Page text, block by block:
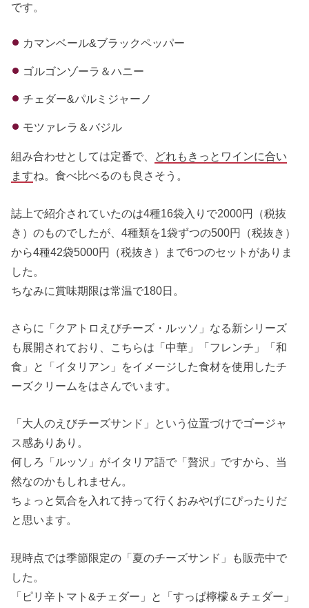
です。
カマンベール&ブラックペッパー
ゴルゴンゾーラ＆ハニー
チェダー&パルミジャーノ
モツァレラ＆バジル
組み合わせとしては定番で、 どれもきっとワインに合い
ますね。食べ比べるのも良さそう。
誌上で紹介されていたのは4種16袋入りで2000円（税抜
き）のものでしたが、4種類を1袋ずつの500円（税抜き）
から4種42袋5000円（税抜き）まで6つのセットがありま
した。
ちなみに賞味期限は常温で180日。
さらに「クアトロえびチーズ・ルッソ」なる新シリーズ
も展開されており、こちらは「中華」「フレンチ」「和
食」と「イタリアン」をイメージした食材を使用したチ
ーズクリームをはさんでいます。
「大人のえびチーズサンド」という位置づけでゴージャ
ス感ありあり。
何しろ「ルッソ」がイタリア語で「贅沢」ですから、当
然なのかもしれません。
ちょっと気合を入れて持って行くおみやげにぴったりだ
と思います。
現時点では季節限定の「夏のチーズサンド」も販売中で
した。
「ピリ辛トマト&チェダー」と「すっぱ檸檬＆チェダー」